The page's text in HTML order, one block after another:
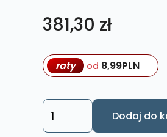
381,30 zł
raty od 8,99PLN
ilość
Obraz
Dodaj do